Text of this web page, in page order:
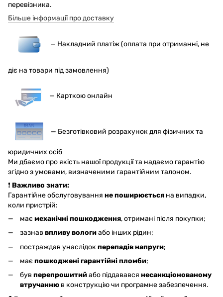
перевізника.
Більше інформації про доставку
— Накладний платіж (оплата при отриманні, не
діє на товари під замовлення)
— Карткою онлайн
— Безготівковий розрахунок для фізичних та
юридичних осіб
Ми дбаємо про якість нашої продукції та надаємо гарантію
згідно з умовами, визначеними гарантійним талоном.
❗ Важливо знати:
Гарантійне обслуговування не поширюється на випадки,
коли пристрій:
має механічні пошкодження, отримані після покупки;
зазнав впливу вологиабо інших рідин;
постраждав унаслідок перепадів напруги;
має пошкоджені гарантійні пломби;
був перепрошитийабо піддавався несанкціонованому
втручанню в конструкцію чи програмне забезпечення.